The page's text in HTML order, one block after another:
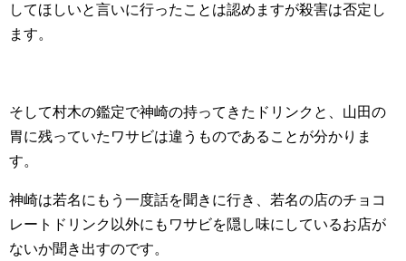
してほしいと言いに行ったことは認めますが殺害は否定し
ます。
そして村木の鑑定で神崎の持ってきたドリンクと、山田の
胃に残っていたワサビは違うものであることが分かりま
す。
神崎は若名にもう一度話を聞きに行き、若名の店のチョコ
レートドリンク以外にもワサビを隠し味にしているお店が
ないか聞き出すのです。